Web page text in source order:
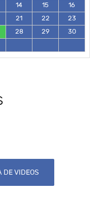
14 15
16
21 22
23
28 29
30
DE VIDEOS